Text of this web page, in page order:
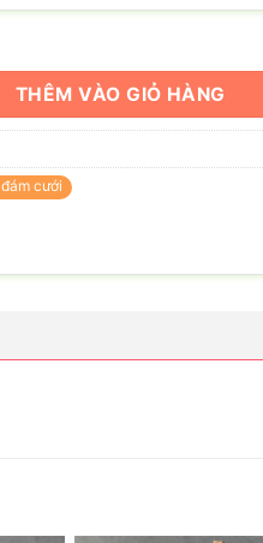
Tuấn Anh & Dương My số lượng
THÊM VÀO GIỎ HÀNG
cưới